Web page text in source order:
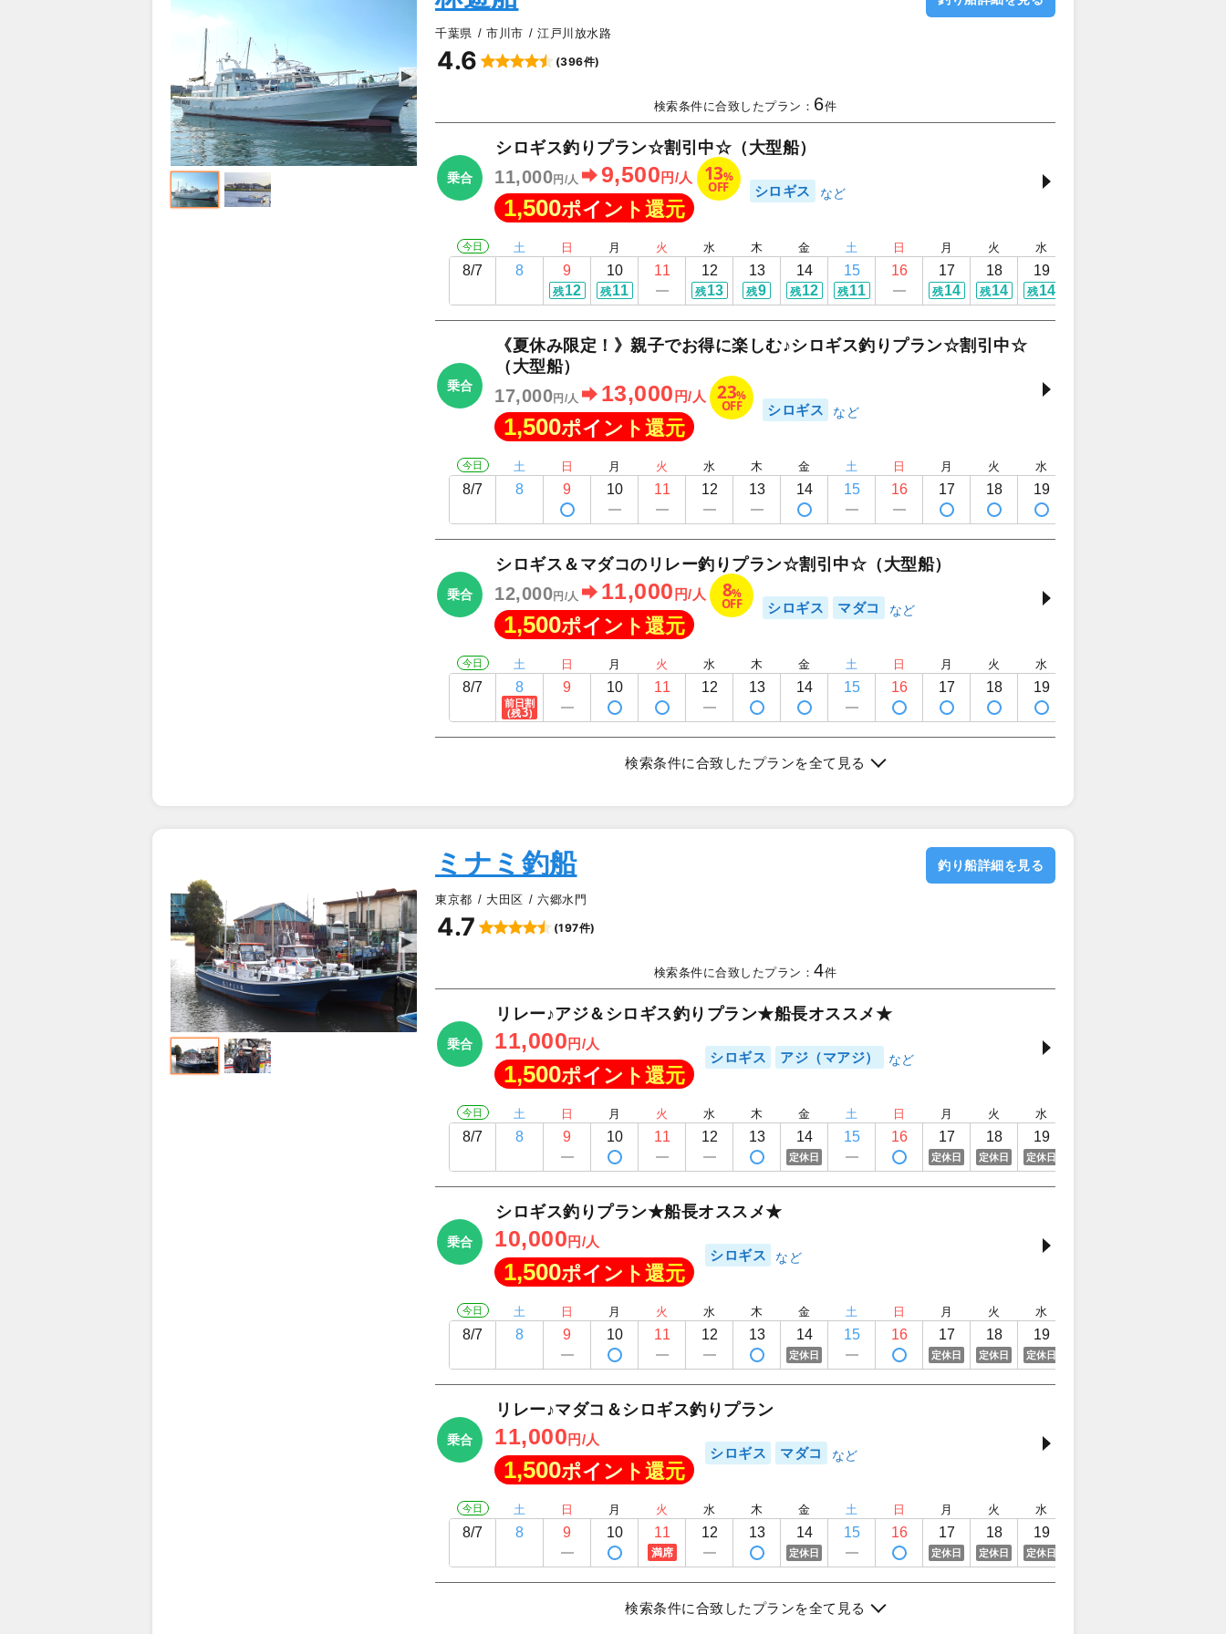
▲
千葉県 市川市 江戸川放水路
4.6 (396件)
検索条件に合致したプラン： 6件
乗合
シロギス釣りプラン☆割引中☆（大型船）
11,000円/人 9,500 円/人 13%
OFF
1,500ポイント還元
シロギス
今日
8/7
土
8
日
9
残12
月
10
残11
火
11
水
12
残13
木
13
残9
金
14
残12
土
15
残11
日
16
月
17
残14
火
18
残14
水
19
残14
乗合
《夏休み限定！》親子でお得に楽しむ♪シロギス釣りプラン☆割引中☆
（大型船）
17,000円/人 13,000 円/人 23%
OFF
1,500ポイント還元
シロギス
今日
8/7
土
8
日
9
月
10
火
11
水
12
木
13
金
14
土
15
日
16
月
17
火
18
水
19
乗合
シロギス＆マダコのリレー釣りプラン☆割引中☆（大型船）
12,000円/人 11,000 円/人 8%
OFF
1,500ポイント還元
シロギス マダコ
今日
8/7
土
8
前日割
(残3)
日
9
月
10
火
11
水
12
木
13
金
14
土
15
日
16
月
17
火
18
水
19
検索条件に合致したプランを全て見る
▲
ミナミ釣船
東京都 大田区 六郷水門
4.7 (197件)
釣り船詳細を見る
検索条件に合致したプラン：4件
乗合
リレー♪アジ＆シロギス釣りプラン★船長オススメ★
11,000 円/人
1,500ポイント還元
シロギス アジ（マアジ）
今日
8/7
土
8
日
9
月
10
火
11
水
12
木
13
金
14
定休日
土
15
日
16
月
17
定休日
火
18
定休日
水
19
定休日
乗合
シロギス釣りプラン★船長オススメ★
10,000 円/人
1,500ポイント還元
シロギス
今日
8/7
土
8
日
9
月
10
火
11
水
12
木
13
金
14
定休日
土
15
日
16
月
17
定休日
火
18
定休日
水
19
定休日
乗合
リレー♪マダコ＆シロギス釣りプラン
11,000 円/人
1,500ポイント還元
シロギス マダコ
今日
8/7
土
8
日
9
月
10
火
11
満席
水
12
木
13
金
14
定休日
土
15
日
16
月
17
定休日
火
18
定休日
水
19
定休日
検索条件に合致したプランを全て見る